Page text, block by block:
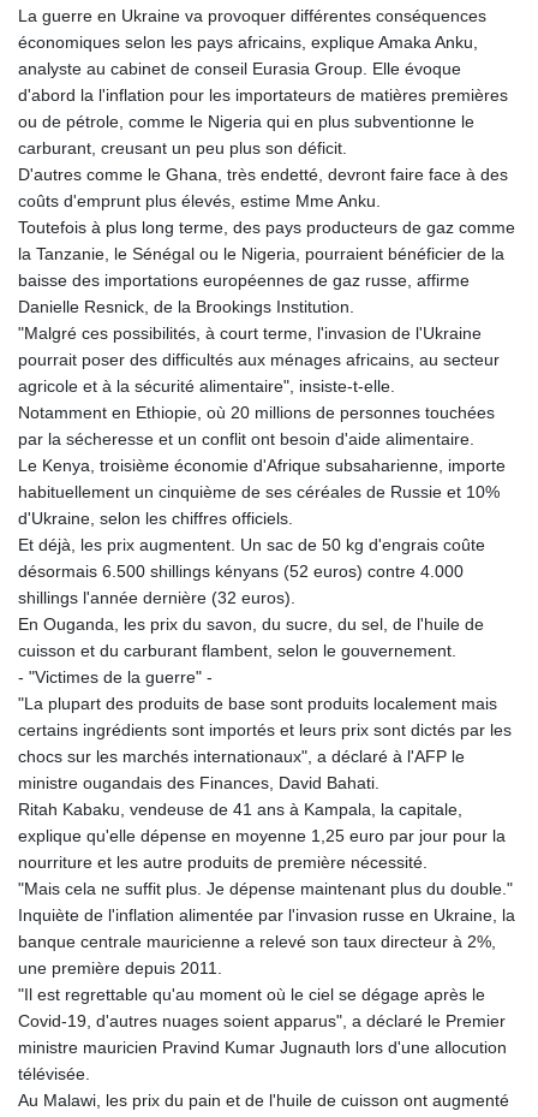
La guerre en Ukraine va provoquer différentes conséquences
économiques selon les pays africains, explique Amaka Anku,
analyste au cabinet de conseil Eurasia Group. Elle évoque
d'abord la l'inflation pour les importateurs de matières premières
ou de pétrole, comme le Nigeria qui en plus subventionne le
carburant, creusant un peu plus son déficit.
D'autres comme le Ghana, très endetté, devront faire face à des
coûts d'emprunt plus élevés, estime Mme Anku.
Toutefois à plus long terme, des pays producteurs de gaz comme
la Tanzanie, le Sénégal ou le Nigeria, pourraient bénéficier de la
baisse des importations européennes de gaz russe, affirme
Danielle Resnick, de la Brookings Institution.
"Malgré ces possibilités, à court terme, l'invasion de l'Ukraine
pourrait poser des difficultés aux ménages africains, au secteur
agricole et à la sécurité alimentaire", insiste-t-elle.
Notamment en Ethiopie, où 20 millions de personnes touchées
par la sécheresse et un conflit ont besoin d'aide alimentaire.
Le Kenya, troisième économie d'Afrique subsaharienne, importe
habituellement un cinquième de ses céréales de Russie et 10%
d'Ukraine, selon les chiffres officiels.
Et déjà, les prix augmentent. Un sac de 50 kg d'engrais coûte
désormais 6.500 shillings kényans (52 euros) contre 4.000
shillings l'année dernière (32 euros).
En Ouganda, les prix du savon, du sucre, du sel, de l'huile de
cuisson et du carburant flambent, selon le gouvernement.
- "Victimes de la guerre" -
"La plupart des produits de base sont produits localement mais
certains ingrédients sont importés et leurs prix sont dictés par les
chocs sur les marchés internationaux", a déclaré à l'AFP le
ministre ougandais des Finances, David Bahati.
Ritah Kabaku, vendeuse de 41 ans à Kampala, la capitale,
explique qu'elle dépense en moyenne 1,25 euro par jour pour la
nourriture et les autre produits de première nécessité.
"Mais cela ne suffit plus. Je dépense maintenant plus du double."
Inquiète de l'inflation alimentée par l'invasion russe en Ukraine, la
banque centrale mauricienne a relevé son taux directeur à 2%,
une première depuis 2011.
"Il est regrettable qu'au moment où le ciel se dégage après le
Covid-19, d'autres nuages soient apparus", a déclaré le Premier
ministre mauricien Pravind Kumar Jugnauth lors d'une allocution
télévisée.
Au Malawi, les prix du pain et de l'huile de cuisson ont augmenté